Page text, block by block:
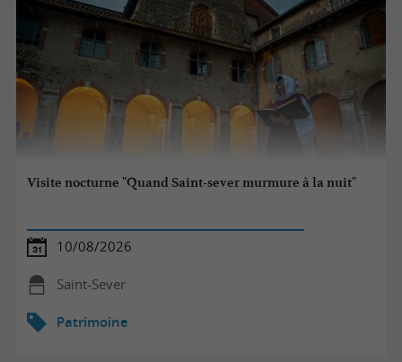
Visite nocturne "Quand Saint-sever murmure à la nuit"
10/08/2026
Saint-Sever
Patrimoine